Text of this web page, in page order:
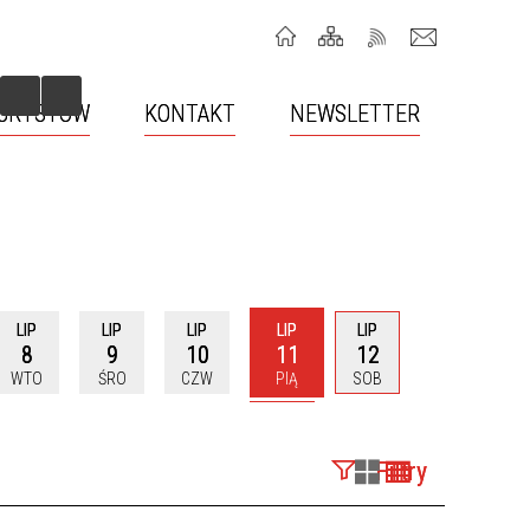
HONOROWI OBYWATELE
OCHRONA LUDNOŚCI I OBRONA
KONTAKT NEWSLETTER
LIP
8
WTO
LIP
9
ŚRO
LIP
10
CZW
LIP
11
PIĄ
LIP
12
SOB
Filtry